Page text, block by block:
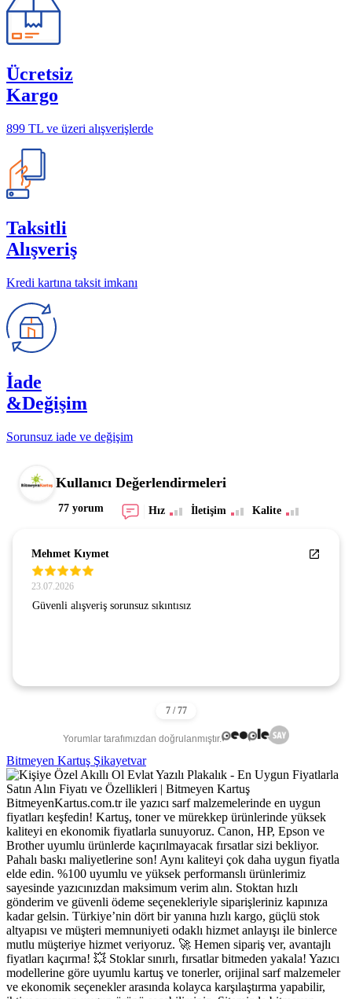
Ücretsiz
Kargo
899 TL ve üzeri alışverişlerde
Taksitli
Alışveriş
Kredi kartına taksit imkanı
İade
&Değişim
Sorunsuz iade ve değişim
Kullanıcı Değerlendirmeleri
77 yorum Hız İletişim Kalite
Mehmet Kıymet
23.07.2026
Güvenli alışveriş sorunsuz sıkıntısız
Yorumlar tarafımızdan doğrulanmıştır.
Bitmeyen Kartuş Şikayetvar
BitmeyenKartus.com.tr ile yazıcı sarf malzemelerinde en uygun
fiyatları keşfedin! Kartuş, toner ve mürekkep ürünlerinde yüksek
kaliteyi en ekonomik fiyatlarla sunuyoruz. Canon, HP, Epson ve
Brother uyumlu ürünlerde kaçırılmayacak fırsatlar sizi bekliyor.
Pahalı baskı maliyetlerine son! Aynı kaliteyi çok daha uygun fiyatla
elde edin. %100 uyumlu ve yüksek performanslı ürünlerimiz
sayesinde yazıcınızdan maksimum verim alın. Stoktan hızlı
gönderim ve güvenli ödeme seçenekleriyle siparişleriniz kapınıza
kadar gelsin. Türkiye’nin dört bir yanına hızlı kargo, güçlü stok
altyapısı ve müşteri memnuniyeti odaklı hizmet anlayışı ile binlerce
mutlu müşteriye hizmet veriyoruz. 🚀 Hemen sipariş ver, avantajlı
fiyatları kaçırma! 💥 Stoklar sınırlı, fırsatlar bitmeden yakala! Yazıcı
modellerine göre uyumlu kartuş ve tonerler, orijinal sarf malzemeler
ve ekonomik seçenekler arasında kolayca karşılaştırma yapabilir,